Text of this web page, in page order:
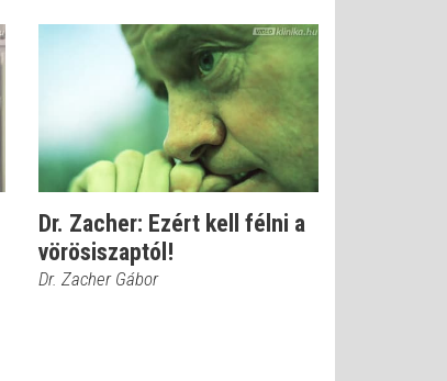
Dr. Zacher: Ezért kell félni a
vörösiszaptól!
Dr. Zacher Gábor